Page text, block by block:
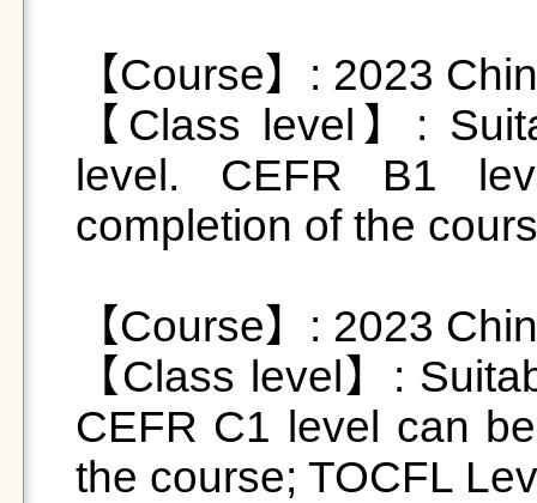
【Course】: 2023
【Class level】:
level. CEFR B1
completion of the
【Course】: 2023
【Class level】:
CEFR C1 level can
the course; TOCFL